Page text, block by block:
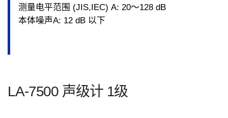
测量电平范围 (JIS,IEC) A: 20～128 dB
本体噪声A: 12 dB 以下
LA-7500 声级计 1级